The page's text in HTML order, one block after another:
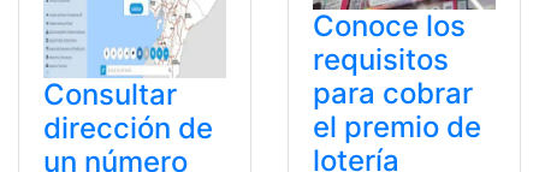
Consultar
dirección de
un número
Conoce los
requisitos
para cobrar
el premio de
lotería